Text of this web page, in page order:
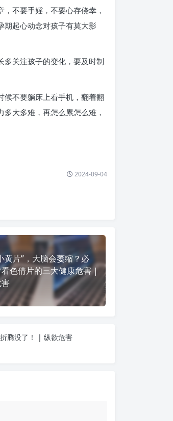
不要手婬，不要心存侥幸，
期起心动念对孩子有莫大影
多关注孩子的变化，要及时制
候不要躺床上看手机，翻着翻
大多难，再怎么累怎么难，
2024-09-04
黄片”，大脑会萎缩？必
色倩片的三大健康危害 |
腾没了！ | 纵欲危害